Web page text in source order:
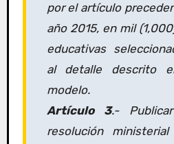
por el artículo
año 2015, en mil
educativas
al detalle descrito
modelo.
Artículo 3.-
resolución